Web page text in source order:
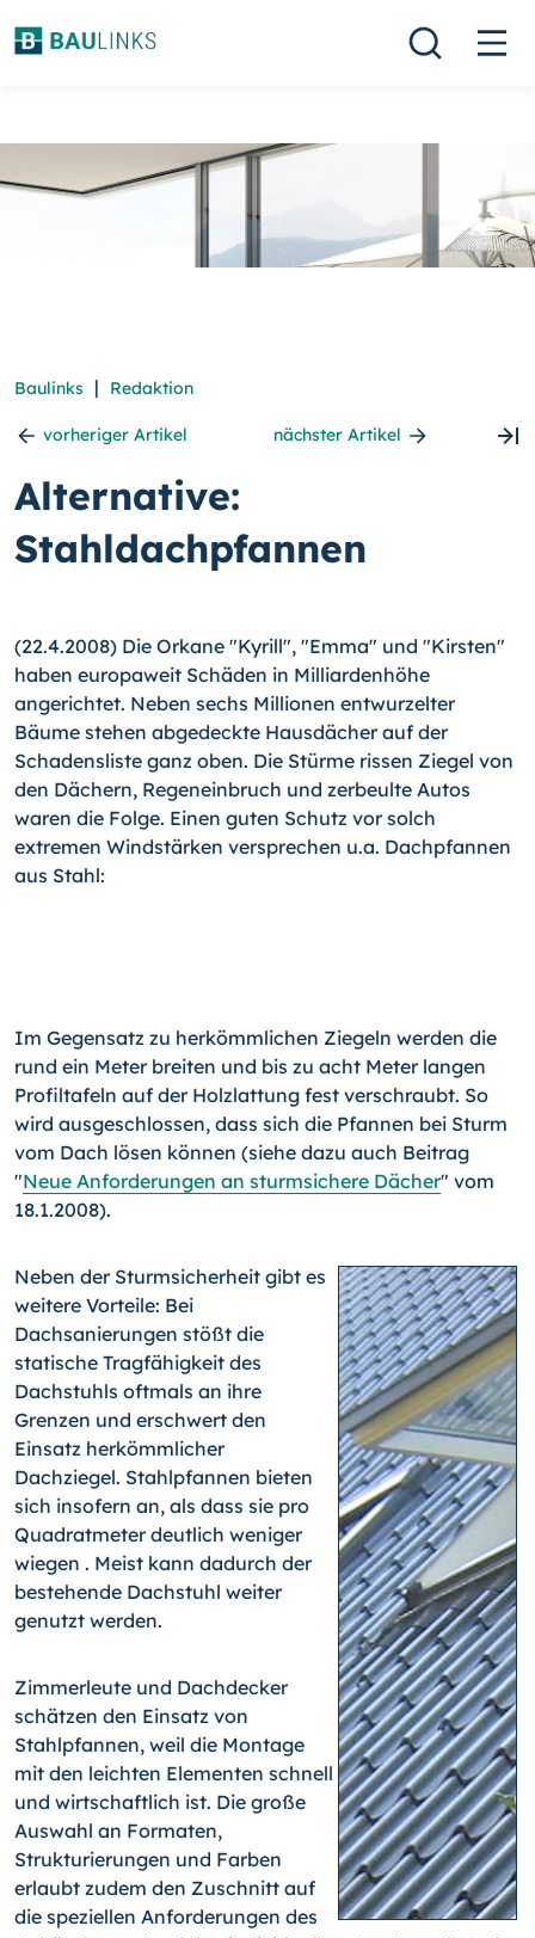
Baulinks | Redaktion
vorheriger Artikel nächster Artikel
Alternative:
Stahldachpfannen
(22.4.2008) Die Orkane "Kyrill", "Emma" und "Kirsten"
haben europaweit Schäden in Milliardenhöhe
angerichtet. Neben sechs Millionen entwurzelter
Bäume stehen abgedeckte Hausdächer auf der
Schadensliste ganz oben. Die Stürme rissen Ziegel von
den Dächern, Regeneinbruch und zerbeulte Autos
waren die Folge. Einen guten Schutz vor solch
extremen Windstärken versprechen u.a. Dachpfannen
aus Stahl:
Im Gegensatz zu herkömmlichen Ziegeln werden die
rund ein Meter breiten und bis zu acht Meter langen
Profiltafeln auf der Holzlattung fest verschraubt. So
wird ausgeschlossen, dass sich die Pfannen bei Sturm
vom Dach lösen können (siehe dazu auch Beitrag
"Neue Anforderungen an sturmsichere Dächer" vom
18.1.2008).
Neben der Sturmsicherheit gibt es
weitere Vorteile: Bei
Dachsanierungen stößt die
statische Tragfähigkeit des
Dachstuhls oftmals an ihre
Grenzen und erschwert den
Einsatz herkömmlicher
Dachziegel. Stahlpfannen bieten
sich insofern an, als dass sie pro
Quadratmeter deutlich weniger
wiegen . Meist kann dadurch der
bestehende Dachstuhl weiter
genutzt werden.
Zimmerleute und Dachdecker
schätzen den Einsatz von
Stahlpfannen, weil die Montage
mit den leichten Elementen schnell
und wirtschaftlich ist. Die große
Auswahl an Formaten,
Strukturierungen und Farben
erlaubt zudem den Zuschnitt auf
die speziellen Anforderungen des